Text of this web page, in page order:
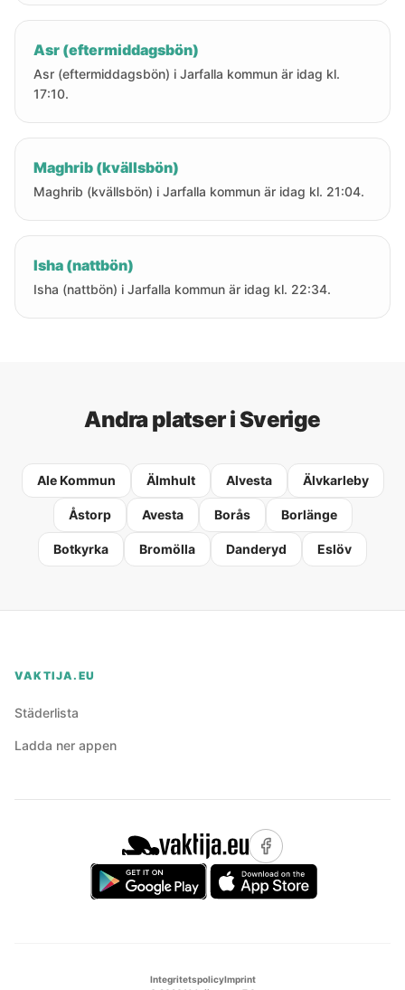
Asr (eftermiddagsbön)
Asr (eftermiddagsbön) i Jarfalla kommun är idag kl.
17:10.
Maghrib (kvällsbön)
Maghrib (kvällsbön) i Jarfalla kommun är idag kl. 21:04.
Isha (nattbön)
Isha (nattbön) i Jarfalla kommun är idag kl. 22:34.
Andra platser i Sverige
Ale Kommun Älmhult Alvesta Älvkarleby
Åstorp Avesta Borås Borlänge
Botkyrka Bromölla Danderyd Eslöv
VAKTIJA.EU
Städerlista
Ladda ner appen
IntegritetspolicyImprint